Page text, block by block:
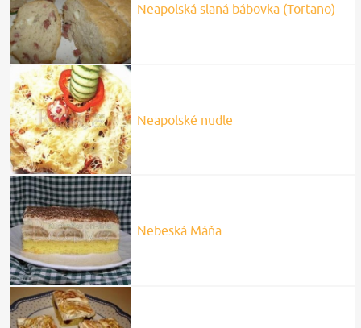
Neapolská slaná bábovka (Tortano)
Neapolské nudle
Nebeská Máňa